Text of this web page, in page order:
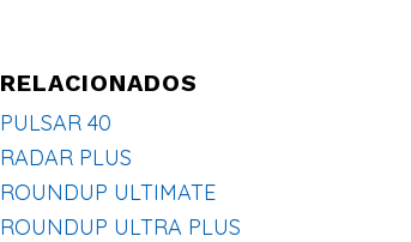
RELACIONADOS
PULSAR 40
RADAR PLUS
ROUNDUP ULTIMATE
ROUNDUP ULTRA PLUS